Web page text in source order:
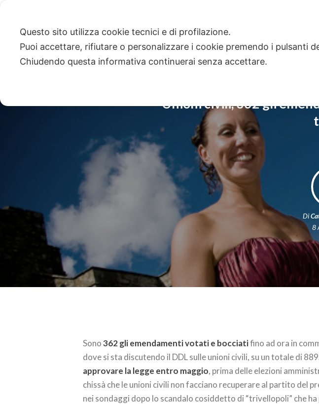
Unioni civili, 362 gli
Di
8
Sono362 gli emendamenti votati e bocciatifino ad ora in
dove si sta discutendo il DDL sulle unioni civili, su un totale di
approvare la legge entro maggio, prima delle elezioni
chissà che le unioni civili non facciano recuperare al partito del
nei sondaggi dopo lo scandalo cosiddetto di “trivellopoli” che
Questo sito utilizza cookie tecnici e di profilazione.
Puoi accettare, rifiutare o personalizzare i cookie premendo i pulsanti
Chiudendo questa informativa continuerai senza accettare.